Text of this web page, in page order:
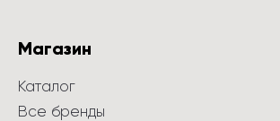
Магазин
Каталог
Все бренды